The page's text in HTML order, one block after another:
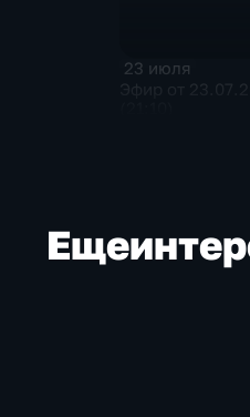
23 июля
Еще